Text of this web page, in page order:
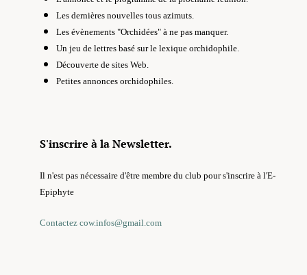
Les dernières nouvelles tous azimuts.
Les évènements "Orchidées" à ne pas manquer.
Un jeu de lettres basé sur le lexique orchidophile.
Découverte de sites Web.
Petites annonces orchidophiles.
S'inscrire à la Newsletter.
Il n'est pas nécessaire d'être membre du club pour s'inscrire à l'E-
Epiphyte
Contactez cow.infos@gmail.com